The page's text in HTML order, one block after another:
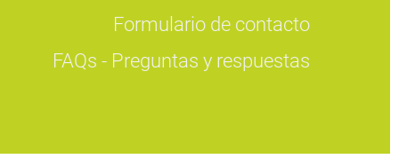
Formulario de contacto
FAQs - Preguntas y respuestas